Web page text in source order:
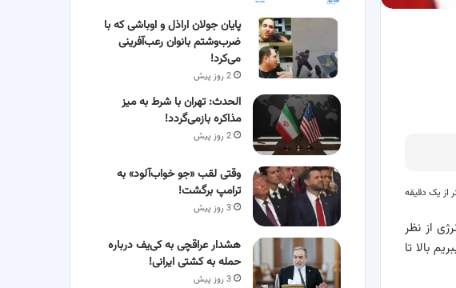
از یک دقیقه
از نظر
بالا تا
پایان جولان اراذل و اوباشی که با
ضرب‌وشتم بانوان رعب‌آفرینی
می‌کرد!
2 روز پیش
الحدث: تهران با شرط به میز
مذاکره بازمی‌گردد!
2 روز پیش
وقتی لقب «جو خواب‌آلود» به
ترامپ برگشت!
3 روز پیش
هشدار عراقچی به کی‌یف درباره
حمله به کشتی ایرانی!
3 روز پیش